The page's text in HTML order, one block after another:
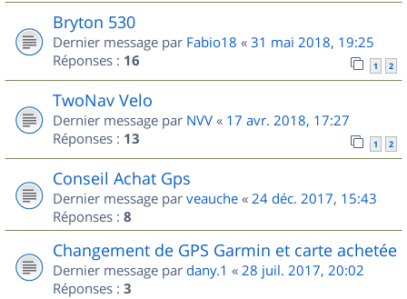
Bryton 530
Dernier message par Fabio18 « 31 mai 2018, 19:25
Réponses : 16 1 2
TwoNav Velo
Dernier message par NVV « 17 avr. 2018, 17:27
Réponses : 13 1 2
Conseil Achat Gps
Dernier message par veauche « 24 déc. 2017, 15:43
Réponses : 8
Changement de GPS Garmin et carte achetée
Dernier message par dany.1 « 28 juil. 2017, 20:02
Réponses : 3